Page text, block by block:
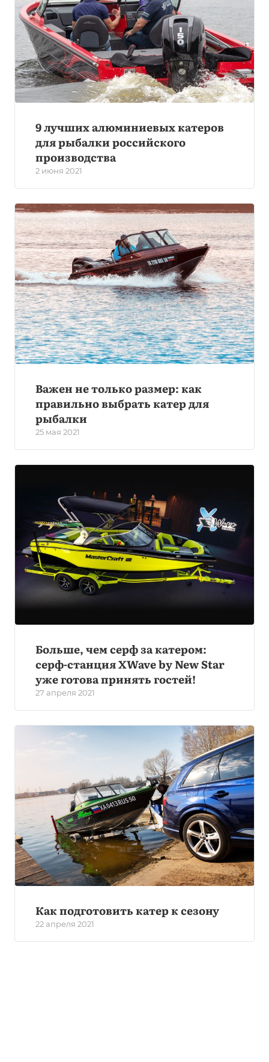
9 лучших алюминиевых катеров
для рыбалки российского
производства
2 июня 2021
Важен не только размер: как
правильно выбрать катер для
рыбалки
25 мая 2021
Больше, чем серф за катером:
серф-станция XWave by New Star
уже готова принять гостей!
27 апреля 2021
Как подготовить катер к сезону
22 апреля 2021